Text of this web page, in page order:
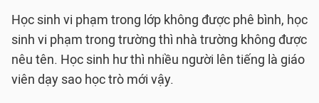
Học sinh vi phạm trong lớp không được phê bình, học
sinh vi phạm trong trường thì nhà trường không được
nêu tên. Học sinh hư thì nhiều người lên tiếng là giáo
viên dạy sao học trò mới vậy.